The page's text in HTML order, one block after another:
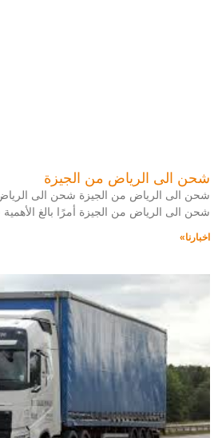
شحن الى الرياض من الجيزة
شحن الى الرياض من الجيزة شحن الى
شحن الى الرياض من الجيزة أمرًا بالغ
اخبارنا»